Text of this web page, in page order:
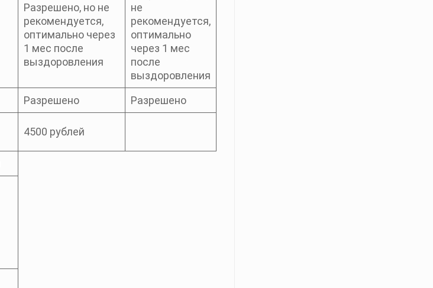
Разрешено, но не
рекомендуется,
оптимально через
1 мес после
выздоровления
не
рекомендуется,
оптимально
через 1 мес
после
выздоровления
Разрешено Разрешено
4500 рублей